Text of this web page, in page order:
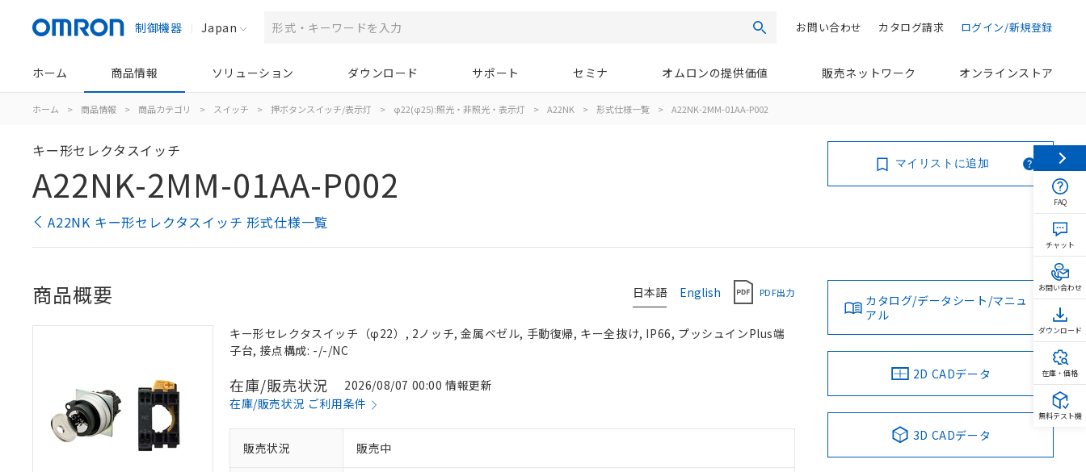
制御機器 Japan 検索 ログイン/新規登録
カタログ請求
お問い合わせ
ホーム 商品情報 ソリューション ダウンロード サポート セミナ オムロンの提供価値 販売ネットワーク オンラインストア
ホーム > 商品情報 > 商品カテゴリ > スイッチ > 押ボタンスイッチ/表示灯 > φ22(φ25):照光・非照光・表示灯 > A22NK > 形式仕様一覧 > A22NK-2MM-01AA-P002
キー形セレクタスイッチ
A22NK-2MM-01AA-P002
A22NK キー形セレクタスイッチ 形式仕様一覧
マイリストに追加
日本語 English PDF出力
商品概要
キー形セレクタスイッチ（φ22）, 2ノッチ, 金属ベゼル, 手動復帰, キー全抜け, IP66, プッシュインPlus端
子台, 接点構成: -/-/NC
在庫/販売状況
2026/08/07 00:00 情報更新
在庫/販売状況 ご利用条件
販売状況 販売中
カタログ/データシート/マニュ
アル
2D CADデータ
3D CADデータ
FAQ
チャット
お問い合わせ
ダウンロード
在庫・価格
無料テスト機